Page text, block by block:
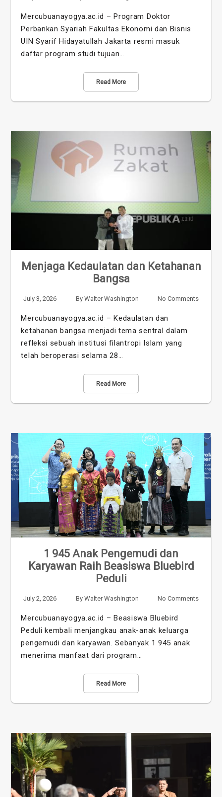
Mercubuanayogya.ac.id – Program Doktor
Perbankan Syariah Fakultas Ekonomi dan Bisnis
UIN Syarif Hidayatullah Jakarta resmi masuk
daftar program studi tujuan…
Read More
Menjaga Kedaulatan dan Ketahanan
Bangsa
July 3, 2026 By Walter Washington No Comments
Mercubuanayogya.ac.id – Kedaulatan dan
ketahanan bangsa menjadi tema sentral dalam
refleksi sebuah institusi filantropi Islam yang
telah beroperasi selama 28…
Read More
1 945 Anak Pengemudi dan
Karyawan Raih Beasiswa Bluebird
Peduli
July 2, 2026 By Walter Washington No Comments
Mercubuanayogya.ac.id – Beasiswa Bluebird
Peduli kembali menjangkau anak-anak keluarga
pengemudi dan karyawan. Sebanyak 1 945 anak
menerima manfaat dari program…
Read More